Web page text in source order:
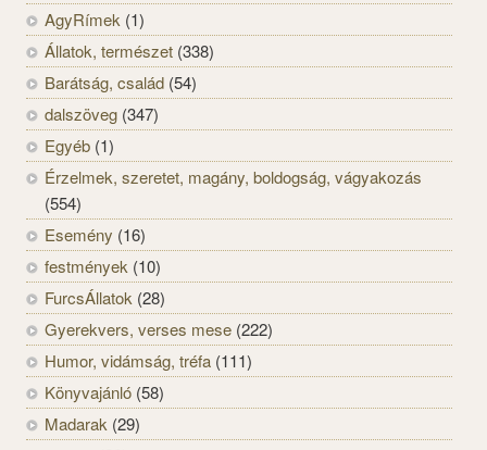
AgyRímek (1)
Állatok, természet (338)
Barátság, család (54)
dalszöveg (347)
Egyéb (1)
Érzelmek, szeretet, magány, boldogság, vágyakozás
(554)
Esemény (16)
festmények (10)
FurcsÁllatok (28)
Gyerekvers, verses mese (222)
Humor, vidámság, tréfa (111)
Könyvajánló (58)
Madarak (29)